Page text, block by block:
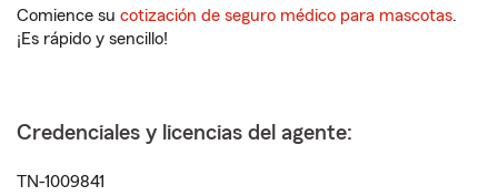
Comience su cotización de seguro médico para mascotas.
¡Es rápido y sencillo!
Credenciales y licencias del agente:
TN-1009841